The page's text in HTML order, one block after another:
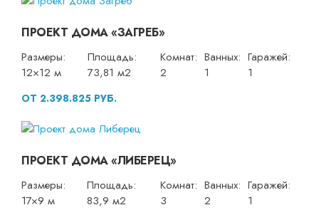
ПРОЕКТ ДОМА «ЗАГРЕБ»
Размеры:
12×12 м
Площадь:
73,81 м2
Комнат:
2
Ванных:
1
Гаражей:
1
ОТ 2.398.825 РУБ.
ПРОЕКТ ДОМА «ЛИБЕРЕЦ»
Размеры:
17×9 м
Площадь:
83,9 м2
Комнат:
3
Ванных:
2
Гаражей:
1